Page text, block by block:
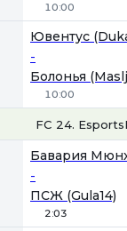
10:00
Ювентус
-
Болонья
10:00
FC 24.
Бавария
-
ПСЖ (Gula14)
2:03